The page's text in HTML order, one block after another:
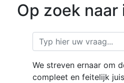
Op zoek
We streven ernaar om
compleet en feitelijk